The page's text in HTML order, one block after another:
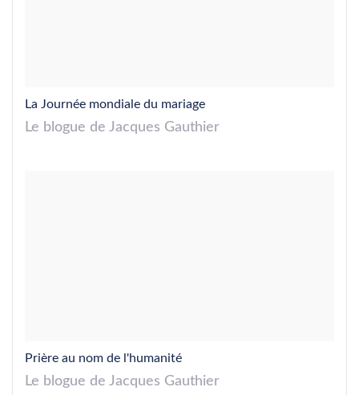
La Journée mondiale du mariage
Le blogue de Jacques Gauthier
Prière au nom de l'humanité
Le blogue de Jacques Gauthier